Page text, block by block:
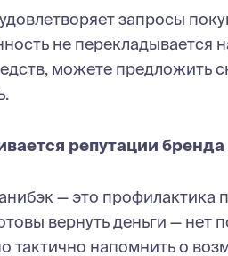
запросы
не перекладывается
можете предложить
репутации бренда
— это профилактика
вернуть деньги — нет
тактично напомнить о